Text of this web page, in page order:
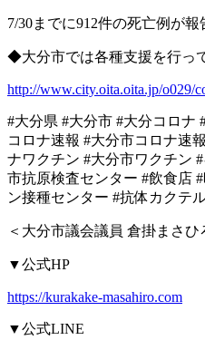
7/30までに912件の死亡例が報
◆大分市では各種支援を行っ
http://www.city.oita.oita.jp/o029/
#大分県 #大分市 #大分コロナ
コロナ速報 #大分市コロナ速報
ナワクチン #大分市ワクチン #
市抗原検査センター #飲食店 #
ン接種センター #抗体カクテ
＜大分市議会議員 倉掛まさひ
▼公式HP
https://kurakake-masahiro.com
▼公式LINE